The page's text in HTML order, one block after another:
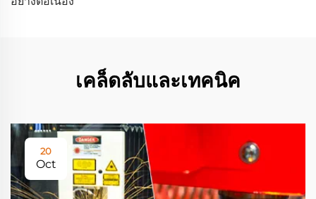
เคล็ดลับและเทคนิค
20
Oct